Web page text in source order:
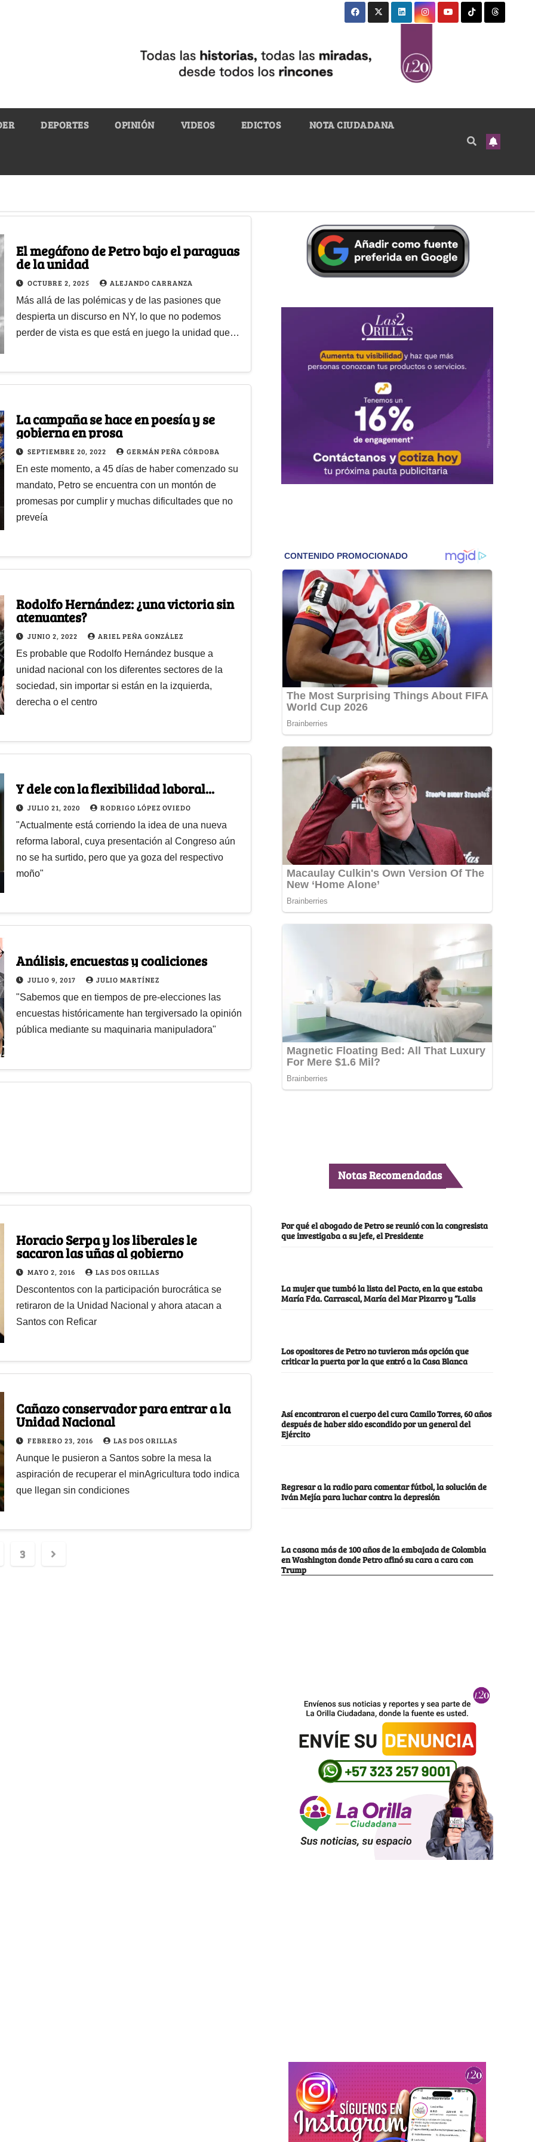
DEPORTES OPINIÓN VIDEOS EDICTOS NOTA CIUDADANA
El megáfono de Petro bajo el paraguas
de la unidad
OCTUBRE 2, 2025 ALEJANDO CARRANZA
Más allá de las polémicas y de las pasiones que
despierta un discurso en NY, lo que no podemos
perder de vista es que está en juego la unidad que…
La campaña se hace en poesía y se
gobierna en prosa
SEPTIEMBRE 20, 2022 GERMÁN PEÑA CÓRDOBA
En este momento, a 45 días de haber comenzado su
mandato, Petro se encuentra con un montón de
promesas por cumplir y muchas dificultades que no
preveía
Rodolfo Hernández: ¿una victoria sin
atenuantes?
JUNIO 2, 2022 ARIEL PEÑA GONZÁLEZ
Es probable que Rodolfo Hernández busque a
unidad nacional con los diferentes sectores de la
sociedad, sin importar si están en la izquierda,
derecha o el centro
Y dele con la flexibilidad laboral...
JULIO 21, 2020 RODRIGO LÓPEZ OVIEDO
"Actualmente está corriendo la idea de una nueva
reforma laboral, cuya presentación al Congreso aún
no se ha surtido, pero que ya goza del respectivo
moño"
Análisis, encuestas y coaliciones
JULIO 9, 2017 JULIO MARTÍNEZ
"Sabemos que en tiempos de pre-elecciones las
encuestas históricamente han tergiversado la opinión
pública mediante su maquinaria manipuladora"
Horacio Serpa y los liberales le
sacaron las uñas al gobierno
MAYO 2, 2016 LAS DOS ORILLAS
Descontentos con la participación burocrática se
retiraron de la Unidad Nacional y ahora atacan a
Santos con Reficar
Cañazo conservador para entrar a la
Unidad Nacional
FEBRERO 23, 2016 LAS DOS ORILLAS
Aunque le pusieron a Santos sobre la mesa la
aspiración de recuperar el minAgricultura todo indica
que llegan sin condiciones
3
Notas Recomendadas
Por qué el abogado de Petro se reunió con la congresista
que investigaba a su jefe, el Presidente
La mujer que tumbó la lista del Pacto, en la que estaba
María Fda. Carrascal, María del Mar Pizarro y “Lalis
Los opositores de Petro no tuvieron más opción que
criticar la puerta por la que entró a la Casa Blanca
Así encontraron el cuerpo del cura Camilo Torres, 60 años
después de haber sido escondido por un general del
Ejército
Regresar a la radio para comentar fútbol, la solución de
Iván Mejía para luchar contra la depresión
La casona más de 100 años de la embajada de Colombia
en Washington donde Petro afinó su cara a cara con
Trump